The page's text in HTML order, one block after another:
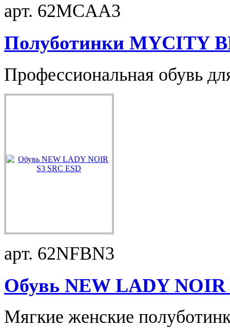
арт. 62MCAA3
Полуботинки MYCITY
Профессиональная обувь
арт. 62NFBN3
Обувь NEW LADY NOIR
Мягкие женские